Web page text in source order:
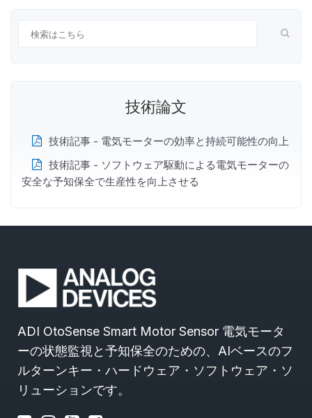
技術論文
技術記事 - 電気モーターの効率と持続可能性の向上
技術記事 - ソフトウェア駆動による電気モーターの
安全な予知保全で生産性を向上させる
ADI OtoSense Smart Motor Sensor 電気モータ
ーの状態監視と予知保全のための、AIベースのフ
ルターンキー・ハードウェア・ソフトウェア・ソ
リューションです。